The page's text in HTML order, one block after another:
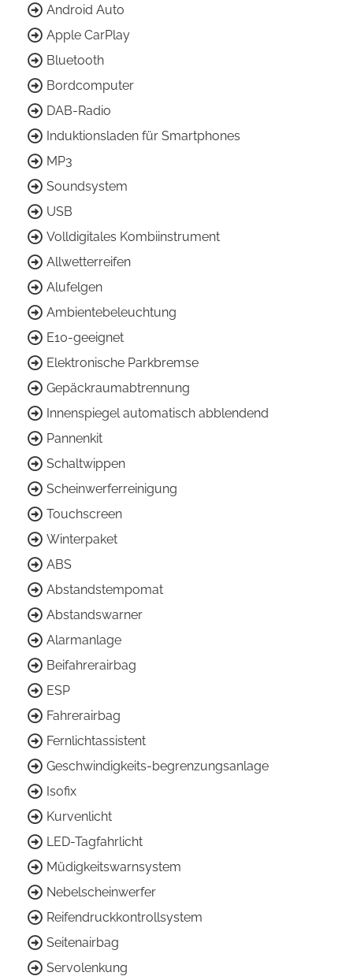
Android Auto
Apple CarPlay
Bluetooth
Bordcomputer
DAB-Radio
Induktionsladen für Smartphones
MP3
Soundsystem
USB
Volldigitales Kombiinstrument
Allwetterreifen
Alufelgen
Ambientebeleuchtung
E10-geeignet
Elektronische Parkbremse
Gepäckraumabtrennung
Innenspiegel automatisch abblendend
Pannenkit
Schaltwippen
Scheinwerferreinigung
Touchscreen
Winterpaket
ABS
Abstandstempomat
Abstandswarner
Alarmanlage
Beifahrerairbag
ESP
Fahrerairbag
Fernlichtassistent
Geschwindigkeits-begrenzungsanlage
Isofix
Kurvenlicht
LED-Tagfahrlicht
Müdigkeitswarnsystem
Nebelscheinwerfer
Reifendruckkontrollsystem
Seitenairbag
Servolenkung